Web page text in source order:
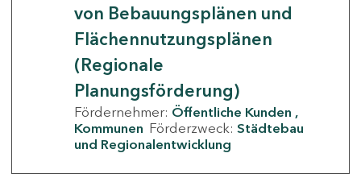
von Bebauungsplänen und
Flächennutzungsplänen
(Regionale
Planungsförderung)
Fördernehmer: Öffentliche Kunden
Kommunen Förderzweck: Städtebau
und Regionalentwicklung